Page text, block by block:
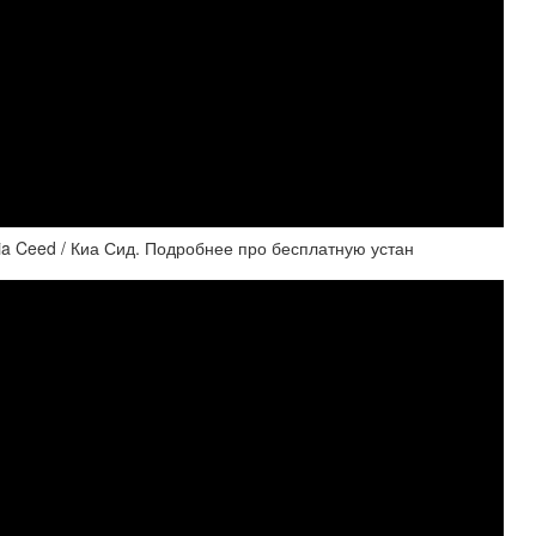
Ceed / Киа Сид. Подробнее про бесплатную устан